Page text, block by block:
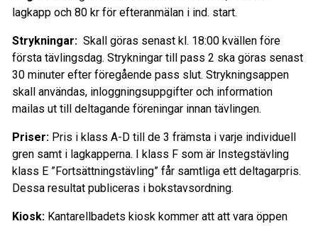
lagkapp och 80 kr för efteranmälan i ind. start.
Strykningar: Skall göras senast kl. 18:00 kvällen före
första tävlingsdag. Strykningar till pass 2 ska göras senast
30 minuter efter föregående pass slut. Strykningsappen
skall användas, inloggningsuppgifter och information
mailas ut till deltagande föreningar innan tävlingen.
Priser: Pris i klass A-D till de 3 främsta i varje individuell
gren samt i lagkapperna. I klass F som är Instegstävling
klass E ”Fortsättningstävling” får samtliga ett deltagarpris.
Dessa resultat publiceras i bokstavsordning.
Kiosk: Kantarellbadets kiosk kommer att att vara öppen